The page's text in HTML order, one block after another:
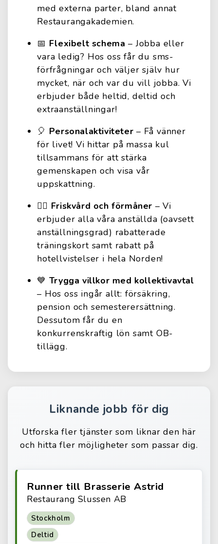
med externa parter, bland annat
Restaurangakademien.
📅 Flexibelt schema – Jobba eller
vara ledig? Hos oss får du sms-
förfrågningar och väljer själv hur
mycket, när och var du vill jobba. Vi
erbjuder både heltid, deltid och
extraanställningar!
🎈 Personalaktiviteter – Få vänner
för livet! Vi hittar på massa kul
tillsammans för att stärka
gemenskapen och visa vår
uppskattning.
🏋️‍♀️ Friskvård och förmåner – Vi
erbjuder alla våra anställda (oavsett
anställningsgrad) rabatterade
träningskort samt rabatt på
hotellvistelser i hela Norden!
💙 Trygga villkor med kollektivavtal
– Hos oss ingår allt: försäkring,
pension och semesterersättning.
Dessutom får du en
konkurrenskraftig lön samt OB-
tillägg.
Liknande jobb för dig
Utforska fler tjänster som liknar den här
och hitta fler möjligheter som passar dig.
Runner till Brasserie Astrid
Restaurang Slussen AB
Stockholm
Deltid